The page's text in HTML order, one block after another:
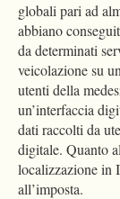
globali pari ad
abbiano
da determinati
veicolazione su
utenti della
un’interfaccia
dati raccolti da
digitale. Quanto
localizzazione in
all’imposta.